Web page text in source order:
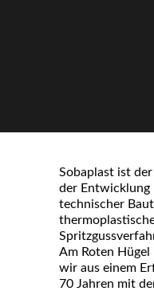
Sobaplast ist
der Entwicklung
technischer
Am Roten
wir aus einem
70 Jahren mit